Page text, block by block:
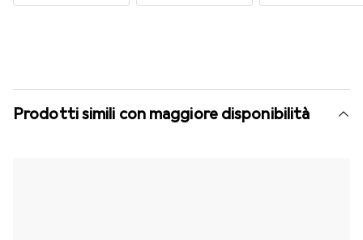
Prodotti simili con maggiore disponibilità